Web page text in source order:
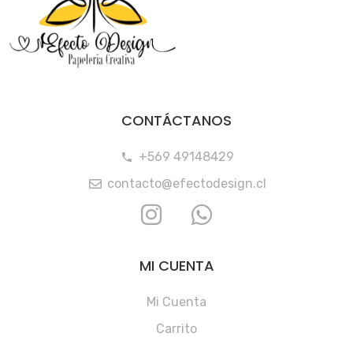
CONTÁCTANOS
+569 49148429
contacto@efectodesign.cl
MI CUENTA
Mi Cuenta
Carrito